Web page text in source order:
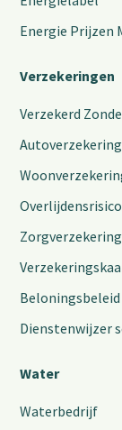
Energie Prijzen
Verzekeringen
Verzekerd
Autoverzekering
Overlijdensrisico
Zorgverzekering
Beloningsbeleid
Dienstenwijzer
Water
Waterbedrijf